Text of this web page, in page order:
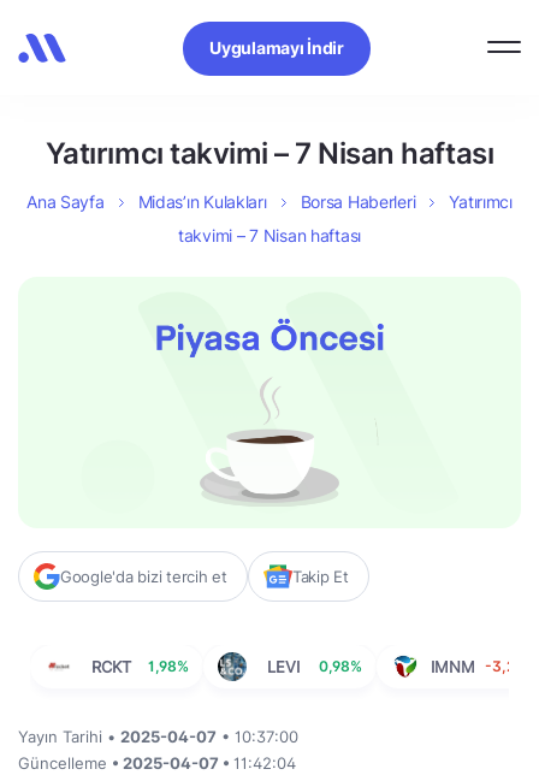
Uygulamayı İndir
Yatırımcı takvimi – 7 Nisan haftası
Ana Sayfa Midas’ın Kulakları Borsa Haberleri
Yatırımcı
takvimi – 7 Nisan haftası
Google'da bizi tercih et Takip Et
RCKT 1,98% LEVI 0,98% IMNM -3,29%
Yayın Tarihi • 2025-04-07 • 10:37:00
Güncelleme • 2025-04-07 • 11:42:04